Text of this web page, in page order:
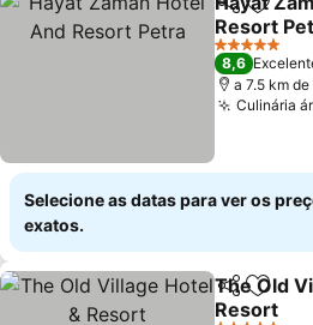
Partilhar
Resort
5 Estrelas
8,6
a 7.5 km
Culinária
Selecione as datas para ver os
exatos.
Partilhar
The Old
Resort